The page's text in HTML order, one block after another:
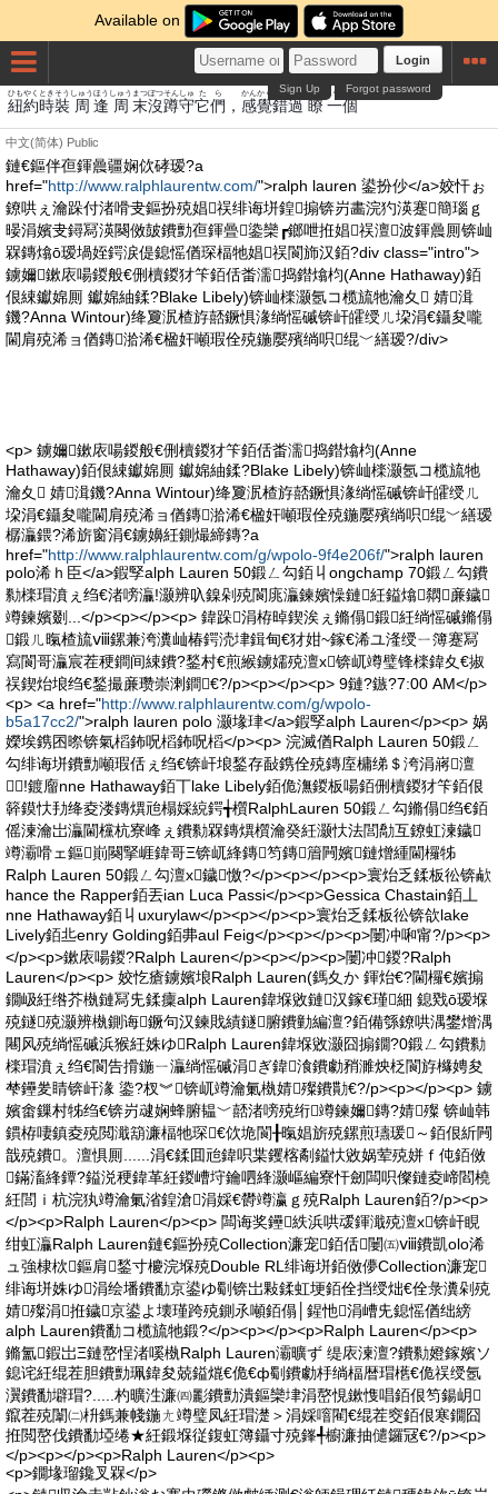
Available on
Login
Forgot password
Sign Up
紐
ひも
約
やく
時
とき
裝
そう
周
しゅう
逢
ほう
周
しゅう
末
まつ
沒
ぼつ
蹲
そん
守
しゅ
它
た
們
ら
， 感覺
かんかく
錯
さく
過
か
瞭
りょう
一個
いっこ
中文(简体) Public
鏈€鏂伴亱鍕曟疆娴佽硣瑷?a
href="http://www.ralphlaurentw.com/">ralph lauren 鍙扮仯</a>姣忓ぉ
鐐哄ぇ瀹跺付渚嗗叏鏂扮殑娼祦绯诲垪鍠搧锛岃畵浣犳渶蹇簡瑙ｇ
暥涓嬪叏鐞冩渶闋傚皷鐨勯亱鍕曡鍌欒┏鎯呭拰娼祦澶波鍕曟厠锛屾
槑鏄熻ō瑷堝姪鍔涙偍鎴愮偤琛楅牠娼祦閬斾汉銆?div class="intro">
鐪嬭鏉庡啺鍐般€侀櫝鍐犲笇銆佸畨濡捣鐟熻枃(Anne Hathaway)銆
佷綀钀婂厠 钀婂紬鍒?Blake Libely)锛屾檪灏氬コ榄旈牠瀹夊 婧湒
鐖?Anna Wintour)绛夐泦楂斿嚭鐝惧湪绱愮磩锛屽皬绶ㄦ垜涓€鑷夋嚨
閫肩殑浠ョ偤鏄湁浠€楹奸噸瑕佺殑鍦嬮殯绱呮绲﹀繕瑷?/div>
<p> 鐪嬭鏉庡啺鍐般€侀櫝鍐犲笇銆佸畨濡捣鐟熻枃(Anne
Hathaway)銆佷綀钀婂厠 钀婂紬鍒?Blake Libely)锛屾檪灏氬コ榄旈牠
瀹夊 婧湒鐖?Anna Wintour)绛夐泦楂斿嚭鐝惧湪绱愮磩锛屽皬绶ㄦ
垜涓€鑷夋嚨閫肩殑浠ョ偤鏄湁浠€楹奸噸瑕佺殑鍦嬮殯绱呮绲﹀繕瑷
樼灜鍡?浠旂窗涓€鐪嬶紝鍘熶締鏄?a
href="http://www.ralphlaurentw.com/g/wpolo-9f4e206f/">ralph lauren
polo浠ｈ臣</a>鍜孯alph Lauren 50鍛ㄥ勾銆丩ongchamp 70鍛ㄥ勾鐨
勬檪瑁濆ぇ绉€渚嗙灜!灏辨叺鎳剁殑閬庣灜鍊嬪懆鏈紝鎰熻閷亷鐬
竴鍊嬪剟...</p><p></p><p> 鍏跺涓栫晫鍥涘ぇ鏅傝鍛紝绱愮磩鏅傝
鍛ㄦ暣楂旈ⅷ鏍兼洿瀵屾椿鍔涜垏鍓甸€犲姏~鎵€浠ユ湰绶ㄧ簿蹇冩
寫閬哥灜宸茬稉鐧间綀鐨?鍫村€煎緱鐪嬬殑澶х锛屼竴璧锋檪鍏夊€掓
祦鍥炲埌绉€鍫撮亷瓒崇溂鐧€?/p><p></p><p> 9鏈?鏃?7:00 AM</p>
<p> <a href="http://www.ralphlaurentw.com/g/wpolo-
b5a17cc2/">ralph lauren polo 灏堟珒</a>鍜孯alph Lauren</p><p> 娲
嬫埃鎸囨暩锛氣槄鈽呪槄鈽呪槄</p><p> 浣滅偤Ralph Lauren 50鍛ㄥ
勾绯诲垪鐨勯噸瑕佸ぇ绉€锛屽埌鍫存敮鎸佺殑鏄庢槦绨＄洿涓嶈澶
!鍍廇nne Hathaway銆丅lake Libely銆佹潕鍐板啺銆侀櫝鍐犲笇銆佷
簳鏌忕劧绛夌溇鏄熼兘榻婇綂鍔╅櫍RalphLauren 50鍛ㄥ勾鏅傝绉€銆
傜湅瀹岀灜閫欓杭寮峰ぇ鐨勬槑鏄熼櫍瀹癸紝灏忕法閭勪互鐐虹湅鐬
竴灞嗗ェ鏂崱闋掔崕鍏哥Ξ锛屼綘鏄笉鏄篃闁嬪鏈熷緟閫欏牬
Ralph Lauren 50鍛ㄥ勾澶х鐬憿?</p><p></p><p>寰炲乏鍒板彸锛欳
hance the Rapper銆丟ian Luca Passi</p><p>Gessica Chastain銆丄
nne Hathaway銆丩uxurylaw</p><p></p><p>寰炲乏鍒板彸锛欱lake
Lively銆丠enry Golding銆丳aul Feig</p><p></p><p>闄冲啝甯?/p><p>
</p><p>鏉庡啺鍐?Ralph Lauren</p><p></p><p>闄冲鍐?Ralph
Lauren</p><p> 姣忔瘡鐪嬪埌Ralph Lauren(鎷夊か 鍕炲€?閫欏€嬪搧
鐗岋紝绺芥槸鏈冩兂鍒癛alph Lauren鍏堢敓鏈汉鎵€瑾細 鎴戣ō瑷堢
殑鐩殑灏辨槸鍘诲鐝句汉鍊戝績鐩腑鐨勭編澶?銆備綔鐐哄湡鐢熷湡
闀风殑绱愮磩浜猴紝姝ゆRalph Lauren鍏堢敓灏囧搧鐗?0鍛ㄥ勾鐨勬
檪瑁濆ぇ绉€閬告搰鍦ㄧ灜绱愮磩涓ぎ鍏湌鐨勮矟濉炴柉閬斿櫞娉夋
梺鑸夎睛锛屽湪 鍌?杈︾锛屼竴瀹氭槸婧殩鐨勩€?/p><p></p><p> 鐪
嬪畬鏁村牬绉€锛岃叇娴蜂腑韫﹀嚭渚嗙殑绗竴鍊嬭鏄?婧殩 锛屾韩
鏆栫啛鎮夌殑閲濈箶濂楅牠琛€佽垝閬╂暣娼旂殑鏍煎瓙瑗～銆佷紤闁
戠殑鐨。澶惧厠......涓€鍒囬兘鍏呮枼钁楁劀鎰忕敓娲荤殑姘ｆ伅銆傚
鏋滀綘鐔?鎰涚稉鍏革紝鍐嶆垨鑰呬綘灏嶇編寮忓劒闆呮儏鏈夌崹閻橈
紝閭ｉ杭浣犱竴瀹氭渻鍠滄涓婇€欎竴瀛ｇ殑Ralph Lauren銆?/p><p>
</p><p>Ralph Lauren</p><p> 闆诲奖鑸紩浜哄叆鍕濈殑澶х锛屽睍
绀虹灜Ralph Lauren鏈€鏂扮殑Collection濂宠銆佸闄㈤ⅷ鐨凱olo浠
ュ強棣栨鏂肩鍫寸櫦浣堢殑Double RL绯诲垪銆傚儚Collection濂宠
绯诲垪姝ゆ涓绘墦鐨勫京鍙ゆ劅锛岀敤鍒虹埂銆佺挡绶炪€佺彔瀵剁殑
婧殩涓拰鐬京鍙よ壊瑾跨殑鍘氶噸銆傝│鍟忚涓嶆兂鎴愮偤绌縍
alph Lauren鐨勫コ榄旈牠鍛?</p><p></p><p>Ralph Lauren</p><p>
鏅氳鍜岀Ξ鏈嶅悜渚嗘槸Ralph Lauren灞曠ず 缇庡湅澶?鐨勬嬁鎵嬪ソ
鎴诧紝绲茬胆鐨勯珮鍏夋兢鎰熴€佹€ф劅鐨勮杽绱楅暦瑁欍€佹祦绶氬
瀷鐨勫壀瑁?.....杓曠泩濂㈣彲鐨勯潰鏂欒垏涓嶅悓鏉愯唱銆佷笉鍚岄
鑹茬殑闈㈡枡鎷兼帴鍦ㄤ竴璧凤紝瑁濋＞涓婇噾閵€绲茬窔銆佷寒鐗囧
拰閲嶅伐鐨勫埡绻★紝鍛堢従鍑虹簿鑷寸殑鎽╃櫥濂抽儙鑼冦€?/p><p>
</p><p></p><p>Ralph Lauren</p><p>
<p>鐗堟瑠鑱叉槑</p>